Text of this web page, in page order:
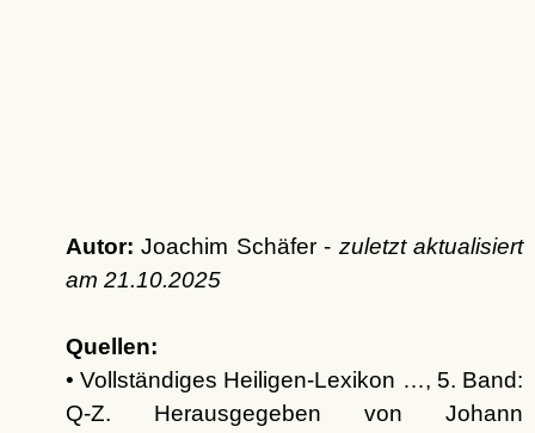
Autor: Joachim Schäfer - zuletzt aktualisiert
am 21.10.2025
Quellen:
• Vollständiges Heiligen-Lexikon …, 5. Band:
Q-Z. Herausgegeben von Johann